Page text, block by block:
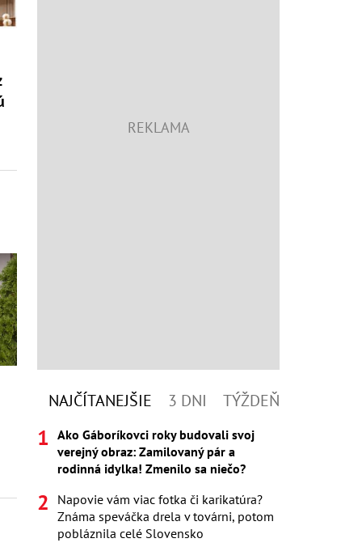
NAJČÍTANEJŠIE 3 DNI TÝŽDEŇ
Ako Gáboríkovci roky budovali svoj
verejný obraz: Zamilovaný pár a
rodinná idylka! Zmenilo sa niečo?
Napovie vám viac fotka či karikatúra?
Známa speváčka drela v továrni, potom
pobláznila celé Slovensko